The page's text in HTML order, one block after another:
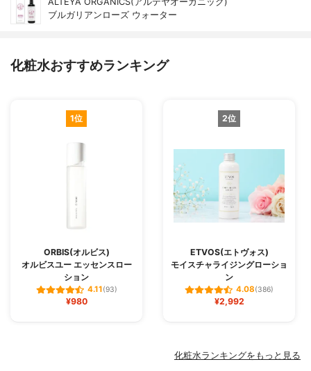
ブルガリアンローズ ウォーター
化粧水おすすめランキング
1位
ORBIS(オルビス)
オルビスユー エッセンスロー
ション
4.11(93)
¥980
2位
ETVOS(エトヴォス)
モイスチャライジングローショ
ン
4.08(386)
¥2,992
化粧水ランキングをもっと見る